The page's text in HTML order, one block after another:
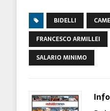
BIDELLI
FRANCESCO ARMILLEI
SALARIO MINIMO